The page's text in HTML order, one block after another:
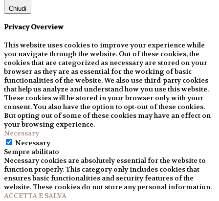
Chiudi
Privacy Overview
This website uses cookies to improve your experience while
you navigate through the website. Out of these cookies, the
cookies that are categorized as necessary are stored on your
browser as they are as essential for the working of basic
functionalities of the website. We also use third-party cookies
that help us analyze and understand how you use this website.
These cookies will be stored in your browser only with your
consent. You also have the option to opt-out of these cookies.
But opting out of some of these cookies may have an effect on
your browsing experience.
Necessary
Necessary
Sempre abilitato
Necessary cookies are absolutely essential for the website to
function properly. This category only includes cookies that
ensures basic functionalities and security features of the
website. These cookies do not store any personal information.
ACCETTA E SALVA